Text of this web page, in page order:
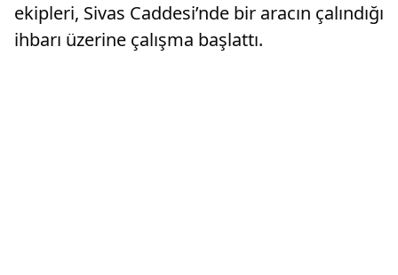
ekipleri, Sivas Caddesi’nde bir aracın çalındığı
ihbarı üzerine çalışma başlattı.